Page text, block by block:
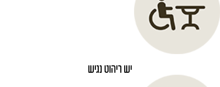
יש ריהוט נגיש